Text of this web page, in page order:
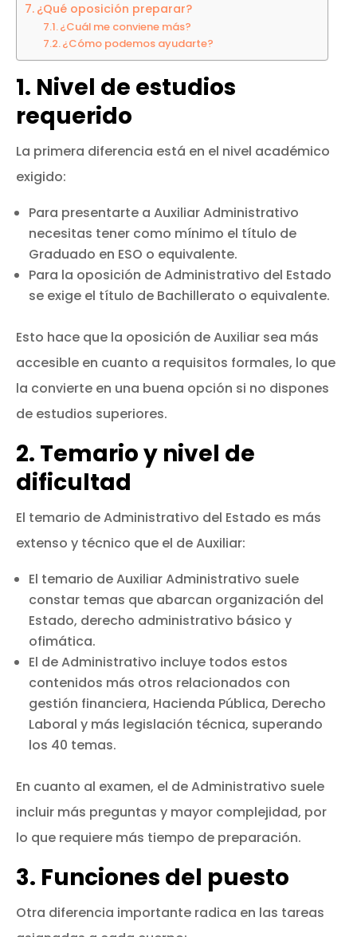
¿Qué oposición preparar?
¿Cuál me conviene más?
¿Cómo podemos ayudarte?
1. Nivel de estudios
requerido
La primera diferencia está en el nivel académico
exigido:
Para presentarte a Auxiliar Administrativo
necesitas tener como mínimo el título de
Graduado en ESO o equivalente.
Para la oposición de Administrativo del Estado
se exige el título de Bachillerato o equivalente.
Esto hace que la oposición de Auxiliar sea más
accesible en cuanto a requisitos formales, lo que
la convierte en una buena opción si no dispones
de estudios superiores.
2. Temario y nivel de
dificultad
El temario de Administrativo del Estado es más
extenso y técnico que el de Auxiliar:
El temario de Auxiliar Administrativo suele
constar temas que abarcan organización del
Estado, derecho administrativo básico y
ofimática.
El de Administrativo incluye todos estos
contenidos más otros relacionados con
gestión financiera, Hacienda Pública, Derecho
Laboral y más legislación técnica, superando
los 40 temas.
En cuanto al examen, el de Administrativo suele
incluir más preguntas y mayor complejidad, por
lo que requiere más tiempo de preparación.
3. Funciones del puesto
Otra diferencia importante radica en las tareas